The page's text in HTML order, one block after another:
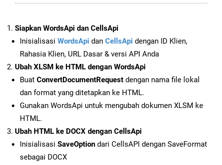
Siapkan WordsApi dan CellsApi
Inisialisasi WordsApi dan CellsApi dengan ID Klien,
Rahasia Klien, URL Dasar & versi API Anda
Ubah XLSM ke HTML dengan WordsApi
Buat ConvertDocumentRequest dengan nama file lokal
dan format yang ditetapkan ke HTML.
Gunakan WordsApi untuk mengubah dokumen XLSM ke
HTML.
Ubah HTML ke DOCX dengan CellsApi
Inisialisasi SaveOption dari CellsAPI dengan SaveFormat
sebagai DOCX